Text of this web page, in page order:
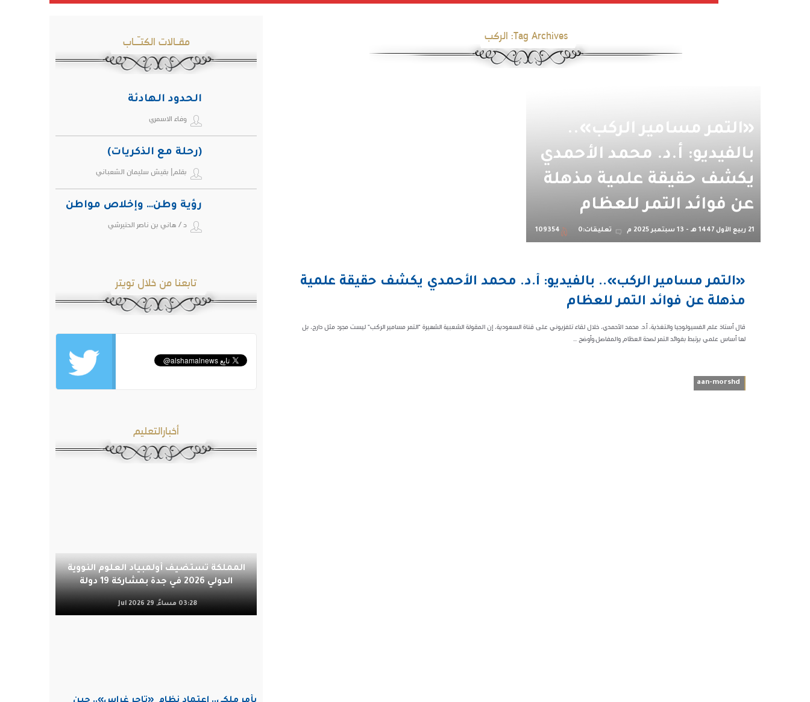
Tag Archives: الركب
«التمر مسامير الركب»..
بالفيديو: أ.د. محمد الأحمدي
يكشف حقيقة علمية مذهلة
عن فوائد التمر للعظام
21 ربيع الأول 1447 هـ - 13 سبتمبر 2025 م تعليقات:0 109354
«التمر مسامير الركب».. بالفيديو: أ.د. محمد الأحمدي يكشف حقيقة علمية
مذهلة عن فوائد التمر للعظام
قال أستاذ علم الفسيولوجيا والتغذية، أ.د. محمد الأحمدي، خلال لقاء تلفزيوني على قناة السعودية، إن المقولة الشعبية الشهيرة "التمر مسامير الركب" ليست مجرد مثل دارج، بل
لها أساس علمي يرتبط بفوائد التمر لصحة العظام والمفاصل.وأوضح ...
aan-morshd
مقـالات الكتـّـاب
الحدود الهادئة
وفاء الاسمري
(رحلة مع الذكريات)
بقلم| بقيش سليمان الشعباني
رؤية وطن… وإخلاص مواطن
د / هاني بن ناصر الحتيرشي
تابعنا من خلال تويتر
أخبارالتعليم
المملكة تستضيف أولمبياد العلوم النووية
الدولي 2026 في جدة بمشاركة 19 دولة
03:28 مساءً, 29 Jul 2026